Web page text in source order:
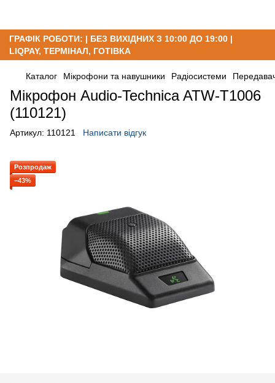
ГРАФІК РОБОТИ: | БЕЗ ВИХІДНИХ З 10:00 ДО 19:00 |
LIQPAY, ТЕРМІНАЛ, ГОТІВКА
Каталог Мікрофони та навушники Радіосистеми
Мікрофон Audio-Technica ATW-T1006
(110121)
Артикул: 110121 Написати відгук
Розпродаж
−43%